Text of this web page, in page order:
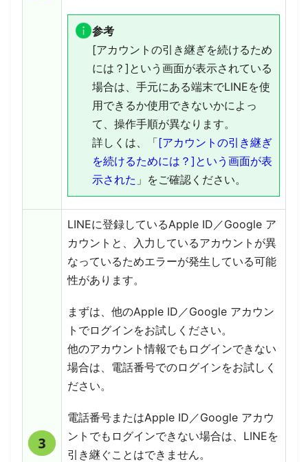
参考
[アカウントの引き継ぎを続けるため
には？]という画面が表示されている
場合は、手元にある端末でLINEを使
用できるか使用できないかによっ
て、操作手順が異なります。
詳しくは、「[アカウントの引き継ぎ
を続けるためには？]という画面が表
示された 」をご確認ください。
LINEに登録しているApple ID／Google ア
カウントと、入力しているアカウントが異
なっているためエラーが発生している可能
性があります。
まずは、他のApple ID／Google アカウン
トでログインをお試しください。
他のアカウント情報でもログインできない
場合は、電話番号でのログインをお試しく
ださい。
電話番号またはApple ID／Google アカウ
ントでもログインできない場合は、LINEを
引き継ぐことはできません。